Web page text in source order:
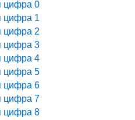
цифра 0
цифра 1
цифра 2
цифра 3
цифра 4
цифра 5
цифра 6
цифра 7
цифра 8